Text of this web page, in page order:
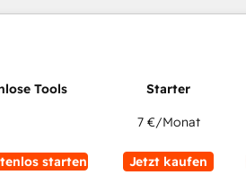
starten
7 €/Monat
Jetzt kaufen